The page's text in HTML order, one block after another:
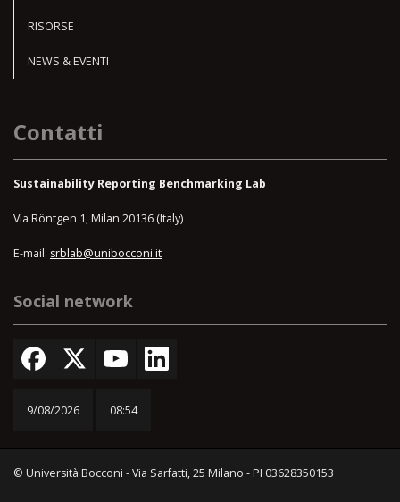
RISORSE
NEWS & EVENTI
Contatti
Sustainability Reporting Benchmarking Lab
Via Röntgen 1, Milan 20136 (Italy)
E-mail: srblab@unibocconi.it
Social network
9/08/2026 08:54
© Università Bocconi - Via Sarfatti, 25 Milano - PI 03628350153